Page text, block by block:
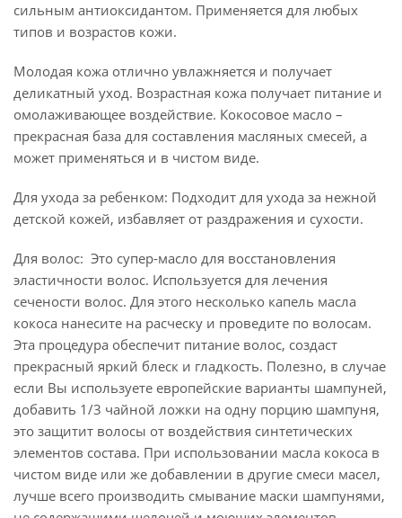
сильным антиоксидантом. Применяется для любых
типов и возрастов кожи.
Молодая кожа отлично увлажняется и получает
деликатный уход. Возрастная кожа получает питание и
омолаживающее воздействие. Кокосовое масло –
прекрасная база для составления масляных смесей, а
может применяться и в чистом виде.
Для ухода за ребенком: Подходит для ухода за нежной
детской кожей, избавляет от раздражения и сухости.
Для волос: Это супер-масло для восстановления
эластичности волос. Используется для лечения
сечености волос. Для этого несколько капель масла
кокоса нанесите на расческу и проведите по волосам.
Эта процедура обеспечит питание волос, создаст
прекрасный яркий блеск и гладкость. Полезно, в случае
если Вы используете европейские варианты шампуней,
добавить 1/3 чайной ложки на одну порцию шампуня,
это защитит волосы от воздействия синтетических
элементов состава. При использовании масла кокоса в
чистом виде или же добавлении в другие смеси масел,
лучше всего производить смывание маски шампунями,